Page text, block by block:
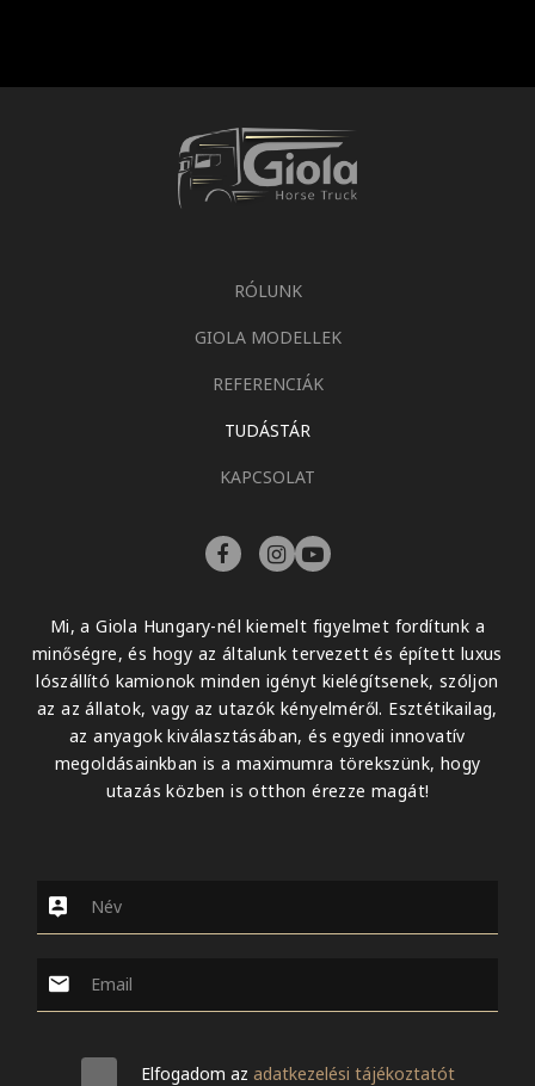
RÓLUNK
GIOLA MODELLEK
REFERENCIÁK
TUDÁSTÁR
KAPCSOLAT
Mi, a Giola Hungary-nél kiemelt figyelmet fordítunk a
minőségre, és hogy az általunk tervezett és épített luxus
lószállító kamionok minden igényt kielégítsenek, szóljon
az az állatok, vagy az utazók kényelméről. Esztétikailag,
az anyagok kiválasztásában, és egyedi innovatív
megoldásainkban is a maximumra törekszünk, hogy
utazás közben is otthon érezze magát!
Elfogadom az adatkezelési tájékoztatót